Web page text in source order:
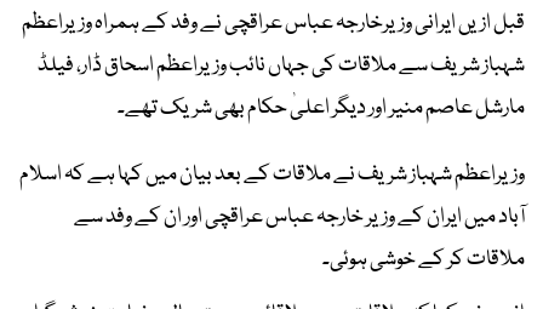
قبل ازیں ایرانی وزیرخارجہ عباس عراقچی نے وفد کے ہمراہ وزیراعظم
شہباز شریف سے ملاقات کی جہاں نائب وزیراعظم اسحاق ڈار، فیلڈ
مارشل عاصم منیر اور دیگر اعلیٰ حکام بھی شریک تھے۔
وزیراعظم شہباز شریف نے ملاقات کے بعد بیان میں کہا ہے کہ اسلام
آباد میں ایران کے وزیر خارجہ عباس عراقچی اور ان کے وفد سے
ملاقات کر کے خوشی ہوئی۔